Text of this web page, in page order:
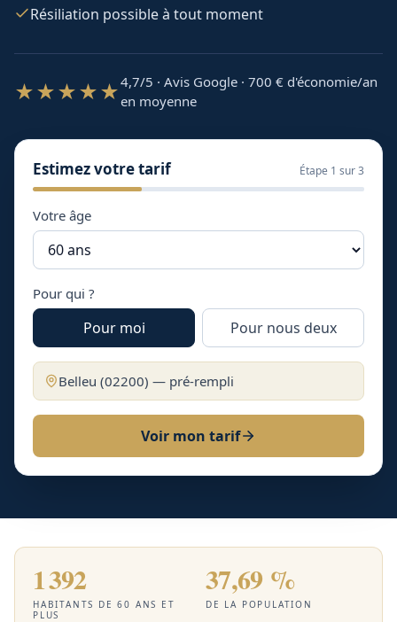
Résiliation possible à tout moment
★★★★★4,7/5 · Avis Google · 700 € d'économie/an
en moyenne
Estimez votre tarif Étape 1 sur 3
Votre âge
Pour qui ?
Pour moi Pour nous deux
Belleu (02200) — pré-rempli
Voir mon tarif
1 392
HABITANTS DE 60 ANS ET
PLUS
37,69 %
DE LA POPULATION